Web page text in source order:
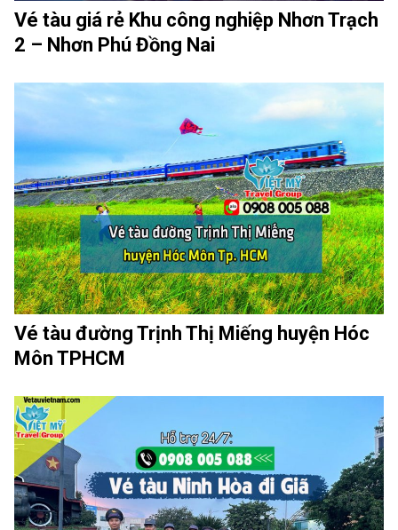
Vé tàu giá rẻ Khu công nghiệp Nhơn Trạch
2 – Nhơn Phú Đồng Nai
Vé tàu đường Trịnh Thị Miếng huyện Hóc
Môn TPHCM